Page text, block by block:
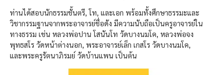
ท่านได้สอบนักธรรมชั้นตรี, โท, และเอก พร้อมทั้งศึกษาธรรมะและ
วิชากรรมฐานจากพระอาจารย์ชื่อดัง มีความนับถือเป็นครูอาจารย์ใน
ทางธรรม เช่น หลวงพ่อปาน โสนันโท วัดบางนมโค, หลวงพ่อจง
พุทธสโร วัดหน้าต่างนอก, พระอาจารย์เล็ก เกสโร วัดบางนมโค,
และพระครูรัตนาภิรมย์ วัดบ้านแพน เป็นต้น